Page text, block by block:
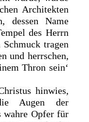
Architekten
dessen Name
des Herrn
tragen
und herrschen,
Thron sein‘
hinwies,
Augen der
wahre Opfer für